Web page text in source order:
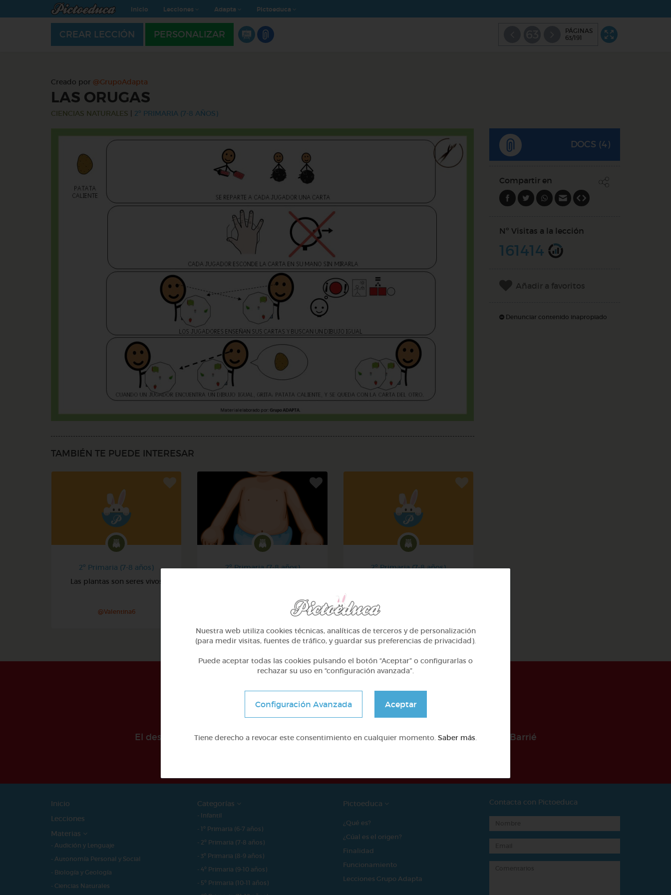
Inicio Lecciones Adapta Pictoeduca
CREAR LECCIÓN PERSONALIZAR
PÁGINAS
63/191
Creado por @GrupoAdapta
LAS ORUGAS
CIENCIAS NATURALES 2º PRIMARIA (7-8 AÑOS)
TAMBIÉN TE PUEDE INTERESAR
2º Primaria (7-8 años)
Las plantas son seres vivos
@Valentina6
2º Primaria (7-8 años)
2º Primaria (7-8 años)
DOCS (4)
Compartir en
Nº Visitas a la lección
161414
Añadir a favoritos
Denunciar contenido inapropiado
El desarollo de este proyecto ha sido posible gracias al mecenazgo de la Fundación Barrié
Inicio
Lecciones
Materias
- Audición y Lenguaje
- Autonomía Personal y Social
- Biología y Geología
- Ciencias Naturales
Categorías
- Infantil
- 1º Primaria (6-7 años)
- 2º Primaria (7-8 años)
- 3º Primaria (8-9 años)
- 4º Primaria (9-10 años)
- 5º Primaria (10-11 años)
Pictoeduca
¿Qué es?
¿Cúal es el origen?
Finalidad
Funcionamiento
Lecciones Grupo Adapta
Contacta con Pictoeduca
Nuestra web utiliza cookies técnicas, analíticas de terceros y de personalización
(para medir visitas, fuentes de tráfico, y guardar sus preferencias de privacidad).
Puede aceptar todas las cookies pulsando el botón “Aceptar” o configurarlas o
rechazar su uso en “configuración avanzada”.
Configuración Avanzada Aceptar
Tiene derecho a revocar este consentimiento en cualquier momento. Saber más.